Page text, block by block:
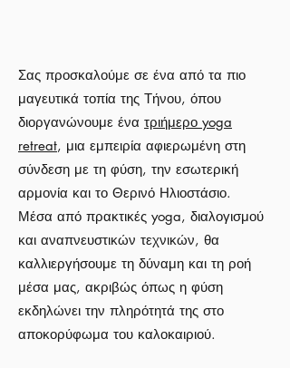
Σας προσκαλούμε σε ένα από τα πιο
μαγευτικά τοπία της Τήνου, όπου
διοργανώνουμε ένα τριήμερο yoga
retreat, μια εμπειρία αφιερωμένη στη
σύνδεση με τη φύση, την εσωτερική
αρμονία και το Θερινό Ηλιοστάσιο.
Μέσα από πρακτικές yoga, διαλογισμού
και αναπνευστικών τεχνικών, θα
καλλιεργήσουμε τη δύναμη και τη ροή
μέσα μας, ακριβώς όπως η φύση
εκδηλώνει την πληρότητά της στο
αποκορύφωμα του καλοκαιριού.